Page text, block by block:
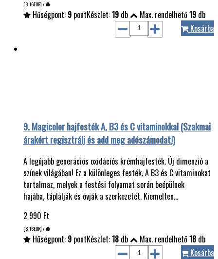
[8.16EUR] / db
Hűségpont: 9 pontKészlet:19 db Max. rendelhető19 db
Kosárba
9. Magicolor hajfesték A, B3 és C vitaminokkal (Szakmai
árakért regisztrálj és add meg adószámodat!)
A legújabb generációs oxidációs krémhajfesték. Új dimenzió a
színek világában! Ez a különleges festék, A B3 és C vitaminokat
tartalmaz, melyek a festési folyamat során beépülnek
hajába, táplálják és óvják a szerkezetét. Kiemelten…
2 990 Ft
[8.16EUR] / db
Hűségpont: 9 pontKészlet:18 db Max. rendelhető18 db
Kosárba